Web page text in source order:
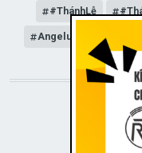
#ThánhLễ
Angelus Đức
STAY